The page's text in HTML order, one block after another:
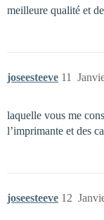
meilleure qualité et
joseesteeve 11
laquelle vous me
l’imprimante et des
joseesteeve 12